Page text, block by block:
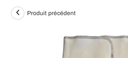
Produit précédent